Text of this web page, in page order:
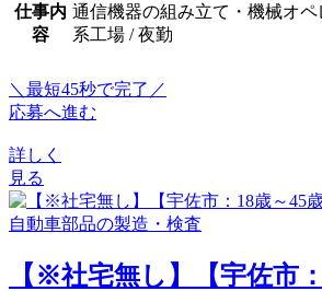
仕事内
容
通信機器の組み立て・機械オ
系工場 / 夜勤
＼最短45秒で完了／
応募へ進む
詳しく
見る
【※社宅無し】【宇佐市